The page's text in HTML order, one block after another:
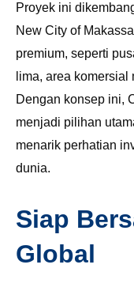
Proyek ini
New City of
premium, seperti
lima, area
Dengan konsep ini,
menjadi pilihan
menarik perhatian
dunia.
Siap
Global